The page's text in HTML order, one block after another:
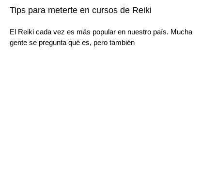
Tips para meterte en cursos de Reiki
El Reiki cada vez es más popular en nuestro país. Mucha
gente se pregunta qué es, pero también